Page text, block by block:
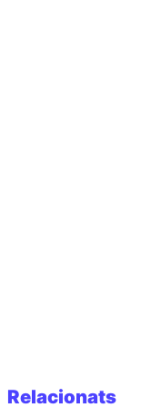
Relacionats